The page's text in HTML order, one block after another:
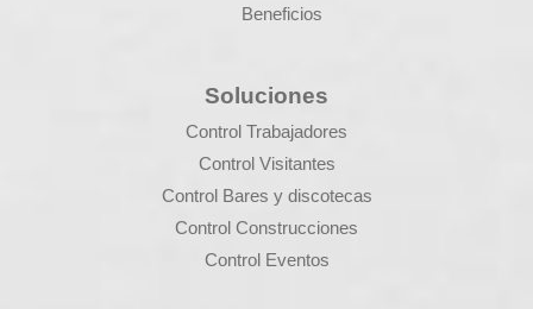
Beneficios
Soluciones
Control Trabajadores
Control Visitantes
Control Bares y discotecas
Control Construcciones
Control Eventos